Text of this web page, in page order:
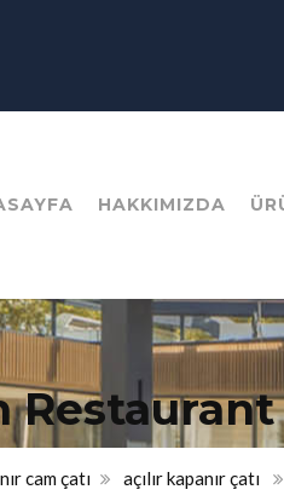
HAKKIMIZDA
Restaurant
cam çatı açılır kapanır çatı